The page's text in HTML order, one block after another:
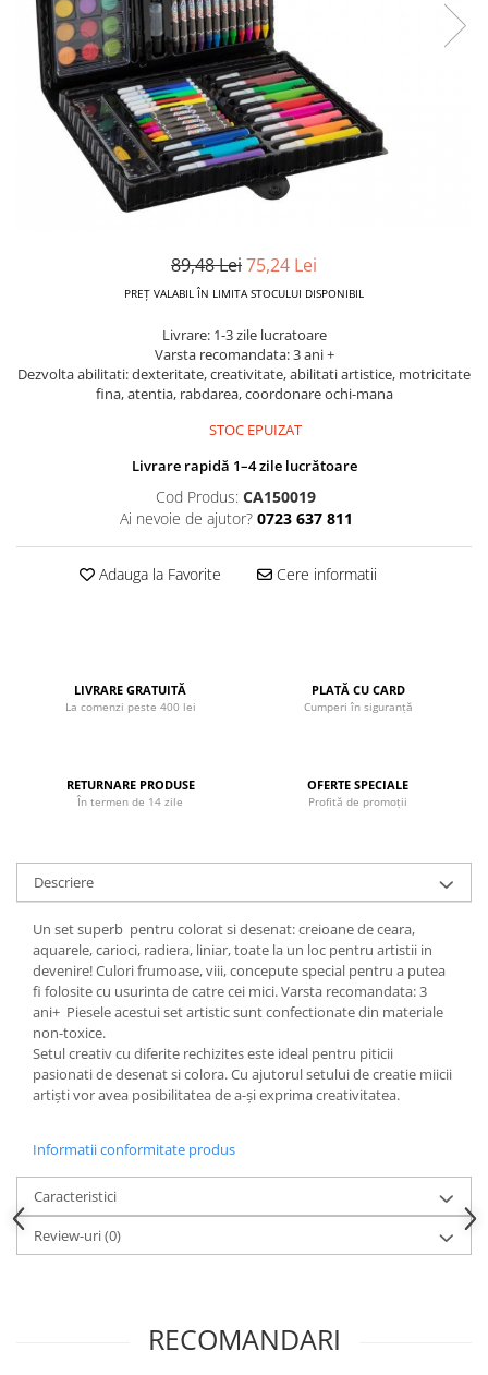
LEAGANE PENTRU COPII
BALANSOAR COPII
CASUTE SI CORTURI COPII
TROTINETE COPII
MAŞINUŢE DE ÎMPINS
BICICLETA FARA PEDALE
SPORT IN AER LIBER
PĂPUȘI ȘI ACCESORII
CĂRUCIOARE COPII
CĂRUCIOARE 3 IN 1
CĂRUCIOARE 2 in 1
CĂRUCIOARE SPORT
MARSUPII SI HAMURI
TARCURI DE JOACA
Dino Bikes
Djeco
Egmont Toys
Eichhorn
Eureka Kids
Huch!
Lego Duplo
Ludicus Games
MemoRace
MillaMinis
Pilsan
PolarB by Viga
Progarden
Prosperplast
Purple Cow
Raduka
Schmidt
Sequin Art
Silverlit
Simba
89,48 Lei75,24 Lei
PREȚ VALABIL ÎN LIMITA STOCULUI DISPONIBIL
Livrare: 1-3 zile lucratoare
Varsta recomandata: 3 ani +
Dezvolta abilitati: dexteritate, creativitate, abilitati artistice, motricitate
fina, atentia, rabdarea, coordonare ochi-mana
STOC EPUIZAT
Livrare rapidă 1–4 zile lucrătoare
Cod Produs: CA150019
Ai nevoie de ajutor? 0723 637 811
Adauga la Favorite Cere informatii
LIVRARE GRATUITĂ
La comenzi peste 400 lei
PLATĂ CU CARD
Cumperi în siguranță
RETURNARE PRODUSE
În termen de 14 zile
OFERTE SPECIALE
Profită de promoții
Descriere
Un set superb pentru colorat si desenat: creioane de ceara,
aquarele, carioci, radiera, liniar, toate la un loc pentru artistii in
devenire! Culori frumoase, viii, concepute special pentru a putea
fi folosite cu usurinta de catre cei mici. Varsta recomandata: 3
ani+ Piesele acestui set artistic sunt confectionate din materiale
non-toxice.
Setul creativ cu diferite rechizites este ideal pentru piticii
pasionati de desenat si colora. Cu ajutorul setului de creatie miicii
artiști vor avea posibilitatea de a-și exprima creativitatea.
Informatii conformitate produs
Caracteristici
Review-uri(0)
RECOMANDARI